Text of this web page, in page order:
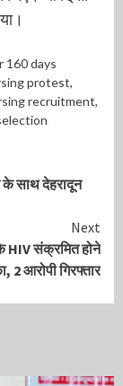
160 days
protest,
recruitment,
के साथ देहरादून
Next
संक्रमित होने
2 आरोपी गिरफ्तार